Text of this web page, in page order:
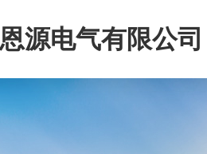
源电气有限公司